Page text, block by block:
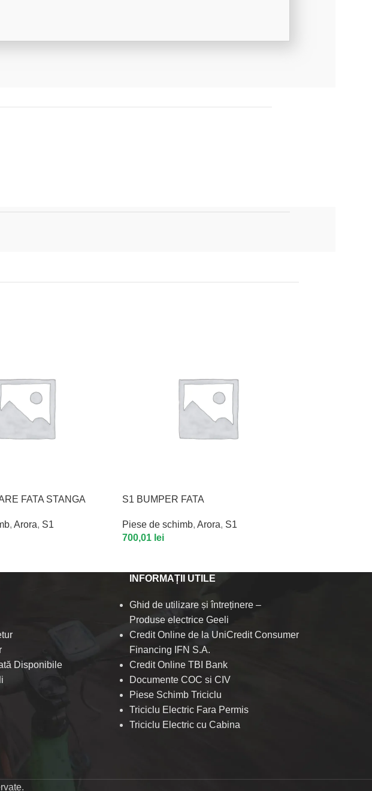
FATA STANGA
, Arora, S1
S1 BUMPER FATA
Piese de schimb, Arora, S1
700,01 lei
Disponibile
INFORMAȚII UTILE
Ghid de utilizare și întreținere –
Produse electrice Geeli
Credit Online de la UniCredit Consumer
Financing IFN S.A.
Credit Online TBI Bank
Documente COC si CIV
Piese Schimb Triciclu
Triciclu Electric Fara Permis
Triciclu Electric cu Cabina